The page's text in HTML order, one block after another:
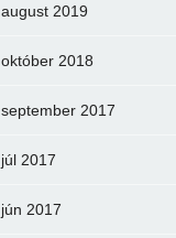
august 2019
október 2018
september 2017
júl 2017
jún 2017